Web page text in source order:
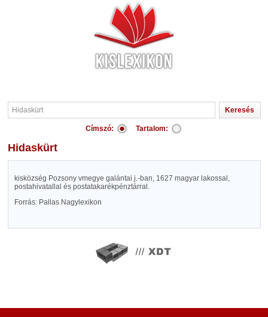
Címszó: Tartalom:
Hidaskürt
kisközség Pozsony vmegye galántai j.-ban, 1627 magyar lakossal,
postahivatallal és postatakarékpénztárral.
Forrás: Pallas Nagylexikon